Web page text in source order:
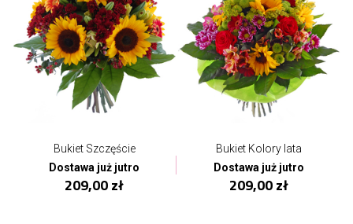
Bukiet Szczęście
Dostawa już jutro
209,00 zł
Bukiet Kolory lata
Dostawa już jutro
209,00 zł